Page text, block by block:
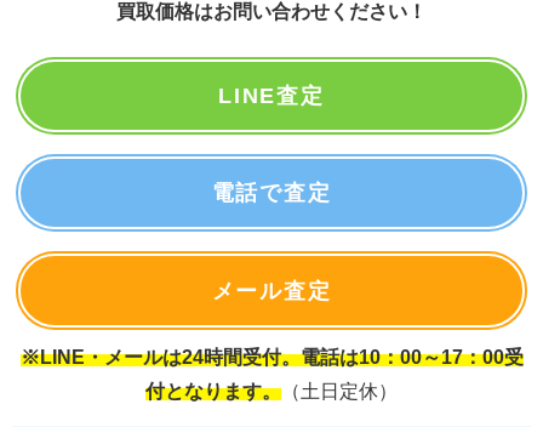
買取価格はお問い合わせください！
LINE査定
電話で査定
メール査定
※LINE・メールは24時間受付。電話は10：00～17：00受
付となります。 （土日定休）